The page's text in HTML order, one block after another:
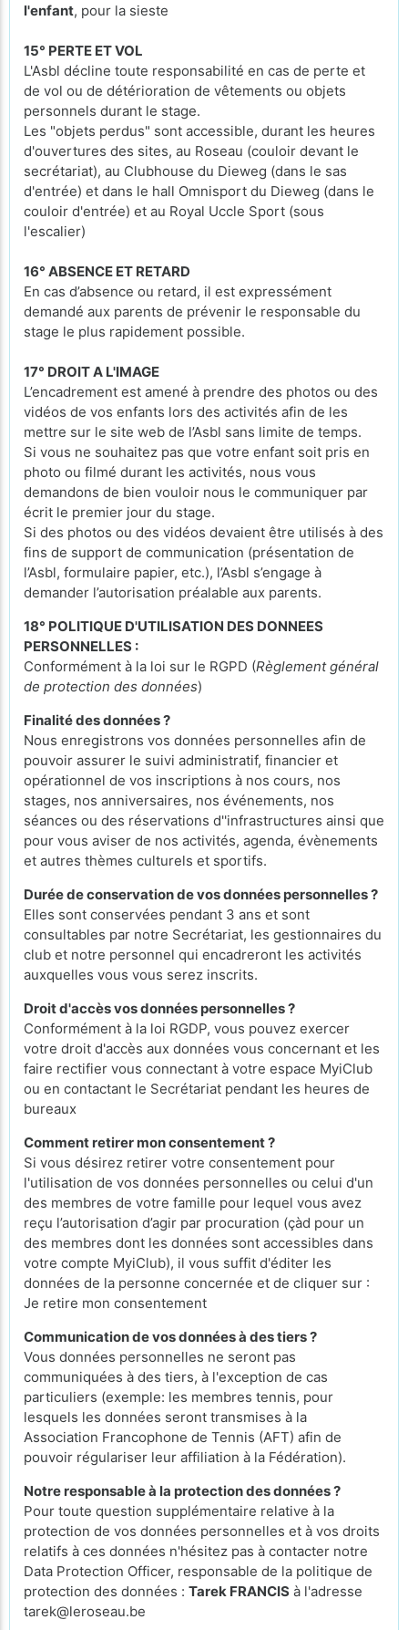
l'enfant, pour la sieste
15° PERTE ET VOL
L'Asbl décline toute responsabilité en cas de perte et
de vol ou de détérioration de vêtements ou objets
personnels durant le stage.
Les "objets perdus" sont accessible, durant les heures
d'ouvertures des sites, au Roseau (couloir devant le
secrétariat), au Clubhouse du Dieweg (dans le sas
d'entrée) et dans le hall Omnisport du Dieweg (dans le
couloir d'entrée) et au Royal Uccle Sport (sous
l'escalier)
16° ABSENCE ET RETARD
En cas d’absence ou retard, il est expressément
demandé aux parents de prévenir le responsable du
stage le plus rapidement possible.
17° DROIT A L'IMAGE
L’encadrement est amené à prendre des photos ou des
vidéos de vos enfants lors des activités afin de les
mettre sur le site web de l’Asbl sans limite de temps.
Si vous ne souhaitez pas que votre enfant soit pris en
photo ou filmé durant les activités, nous vous
demandons de bien vouloir nous le communiquer par
écrit le premier jour du stage.
Si des photos ou des vidéos devaient être utilisés à des
fins de support de communication (présentation de
l’Asbl, formulaire papier, etc.), l’Asbl s’engage à
demander l’autorisation préalable aux parents.
18° POLITIQUE D'UTILISATION DES DONNEES
PERSONNELLES :
Conformément à la loi sur le RGPD (Règlement général
de protection des données)
Finalité des données ?
Nous enregistrons vos données personnelles afin de
pouvoir assurer le suivi administratif, financier et
opérationnel de vos inscriptions à nos cours, nos
stages, nos anniversaires, nos événements, nos
séances ou des réservations d''infrastructures ainsi que
pour vous aviser de nos activités, agenda, évènements
et autres thèmes culturels et sportifs.
Durée de conservation de vos données personnelles ?
Elles sont conservées pendant 3 ans et sont
consultables par notre Secrétariat, les gestionnaires du
club et notre personnel qui encadreront les activités
auxquelles vous vous serez inscrits.
Droit d'accès vos données personnelles ?
Conformément à la loi RGDP, vous pouvez exercer
votre droit d'accès aux données vous concernant et les
faire rectifier vous connectant à votre espace MyiClub
ou en contactant le Secrétariat pendant les heures de
bureaux
Comment retirer mon consentement ?
Si vous désirez retirer votre consentement pour
l'utilisation de vos données personnelles ou celui d'un
des membres de votre famille pour lequel vous avez
reçu l’autorisation d’agir par procuration (çàd pour un
des membres dont les données sont accessibles dans
votre compte MyiClub), il vous suffit d'éditer les
données de la personne concernée et de cliquer sur :
Je retire mon consentement
Communication de vos données à des tiers ?
Vous données personnelles ne seront pas
communiquées à des tiers, à l'exception de cas
particuliers (exemple: les membres tennis, pour
lesquels les données seront transmises à la
Association Francophone de Tennis (AFT) afin de
pouvoir régulariser leur affiliation à la Fédération).
Notre responsable à la protection des données ?
Pour toute question supplémentaire relative à la
protection de vos données personnelles et à vos droits
relatifs à ces données n'hésitez pas à contacter notre
Data Protection Officer, responsable de la politique de
protection des données : Tarek FRANCIS à l'adresse
tarek@leroseau.be